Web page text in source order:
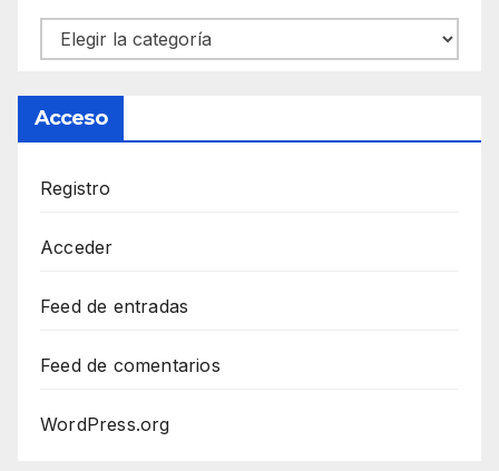
Categorías
Acceso
Registro
Acceder
Feed de entradas
Feed de comentarios
WordPress.org